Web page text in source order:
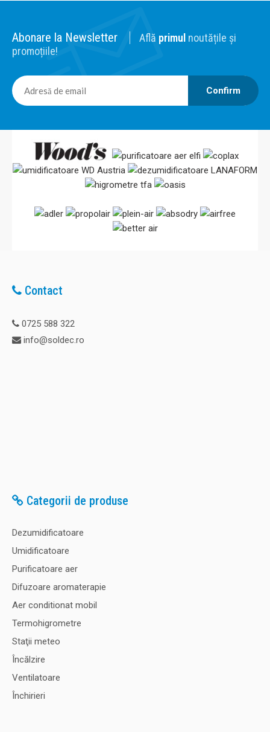
Abonare la Newsletter Află primul noutățile și
promoțiile!
Confirm
Contact
0725 588 322
info@soldec.ro
Categorii de produse
Dezumidificatoare
Umidificatoare
Purificatoare aer
Difuzoare aromaterapie
Aer conditionat mobil
Termohigrometre
Staţii meteo
Încălzire
Ventilatoare
Închirieri